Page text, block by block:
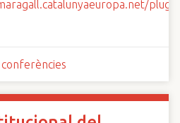
conferències